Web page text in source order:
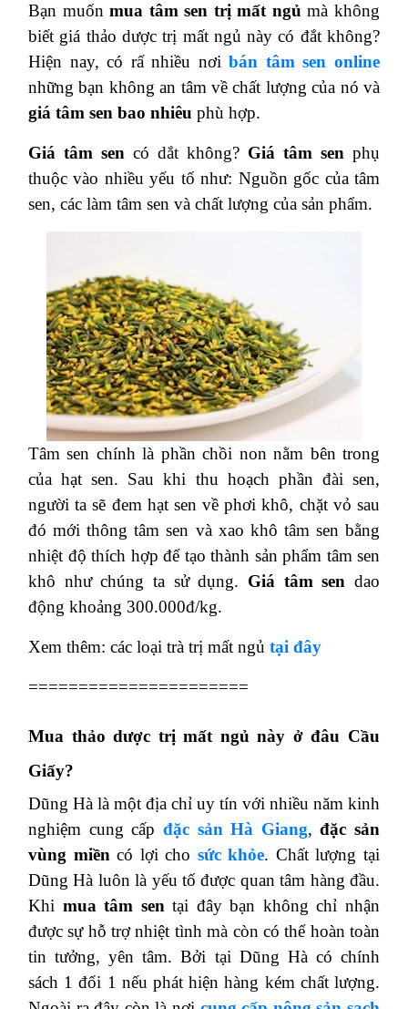
Bạn muốnmua tâm sen trị mất ngủ mà không
biết giá thảo dược trị mất ngủ này có đắt không?
Hiện nay, có rấ nhiều nơibán tâm sen online
những bạn không an tâm về chất lượng của nó và
giá tâm sen bao nhiêu phù hợp.
Giá tâm sen có dắt không? Giá tâm sen phụ
thuộc vào nhiều yếu tố như: Nguồn gốc của tâm
sen, các làm tâm sen và chất lượng của sản phẩm.
Tâm sen chính là phần chồi non nằm bên trong
của hạt sen. Sau khi thu hoạch phần đài sen,
người ta sẽ đem hạt sen về phơi khô, chặt vỏ sau
đó mới thông tâm sen và xao khô tâm sen bằng
nhiệt độ thích hợp để tạo thành sản phẩm tâm sen
khô như chúng ta sử dụng. Giá tâm sen dao
động khoảng 300.000đ/kg.
Xem thêm: các loại trà trị mất ngủ tại đây
======================
Mua thảo dược trị mất ngủ này ở đâu Cầu
Giấy?
Dũng Hà là một địa chỉ uy tín với nhiều năm kinh
nghiệm cung cấp đặc sản Hà Giang,đặc sản
vùng miền có lợi cho sức khỏe. Chất lượng tại
Dũng Hà luôn là yếu tố được quan tâm hàng đầu.
Khi mua tâm sen tại đây bạn không chỉ nhận
được sự hỗ trợ nhiệt tình mà còn có thể hoàn toàn
tin tưởng, yên tâm. Bởi tại Dũng Hà có chính
sách 1 đổi 1 nếu phát hiện hàng kém chất lượng.